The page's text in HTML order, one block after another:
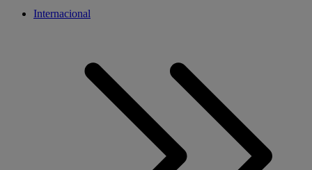
Internacional